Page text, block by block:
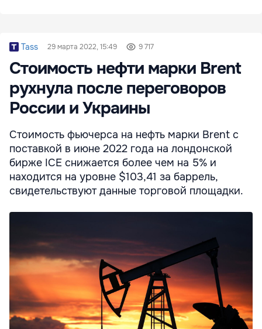
Tass 29 марта 2022, 15:49 9 717
Стоимость нефти марки Brent
рухнула после переговоров
России и Украины
Стоимость фьючерса на нефть марки Brent с
поставкой в июне 2022 года на лондонской
бирже ICE снижается более чем на 5% и
находится на уровне $103,41 за баррель,
свидетельствуют данные торговой площадки.